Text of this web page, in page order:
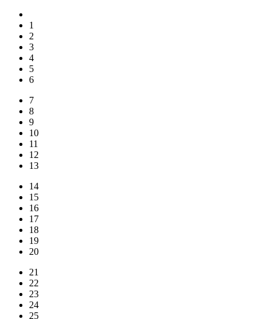
1
2
3
4
5
6
7
8
9
10
11
12
13
14
15
16
17
18
19
20
21
22
23
24
25